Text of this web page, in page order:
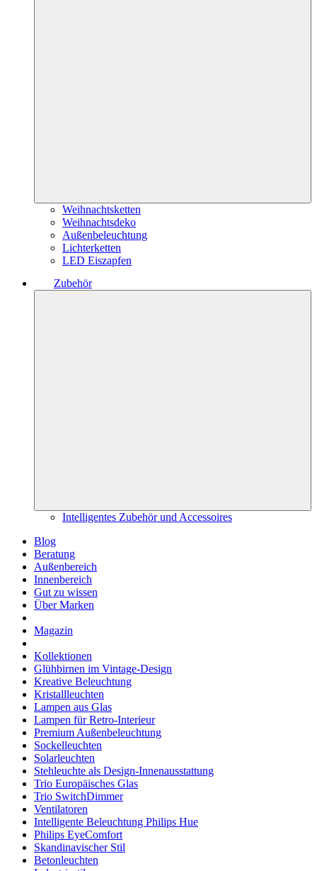
Weihnachtsketten
Weihnachtsdeko
Außenbeleuchtung
Lichterketten
LED Eiszapfen
Zubehör
Intelligentes Zubehör und Accessoires
Blog
Beratung
Außenbereich
Innenbereich
Gut zu wissen
Über Marken
Magazin
Kollektionen
Glühbirnen im Vintage-Design
Kreative Beleuchtung
Kristallleuchten
Lampen aus Glas
Lampen für Retro-Interieur
Premium Außenbeleuchtung
Sockelleuchten
Solarleuchten
Stehleuchte als Design-Innenausstattung
Trio Europäisches Glas
Trio SwitchDimmer
Ventilatoren
Intelligente Beleuchtung Philips Hue
Philips EyeComfort
Skandinavischer Stil
Betonleuchten